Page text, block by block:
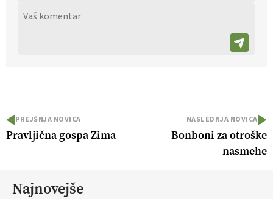
PREJŠNJA NOVICA
Pravljična gospa Zima
NASLEDNJA NOVICA
Bonboni za otroške
nasmehe
Najnovejše